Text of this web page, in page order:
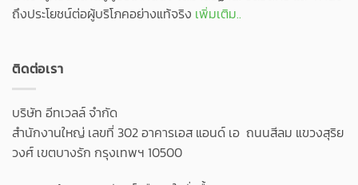
ถึงประโยชน์ต่อผู้บริโภคอย่างแท้จริง เพิ่มเติม..
ติดต่อเรา
บริษัท อีทเวลล์ จำกัด
สำนักงานใหญ่ เลขที่ 302 อาคารเอส แอนด์ เอ ถนนสีลม แขวงสุริย
วงศ์ เขตบางรัก กรุงเทพฯ 10500